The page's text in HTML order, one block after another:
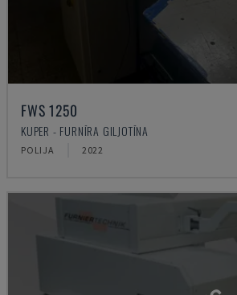
FWS 1250
KUPER - FURNĪRA GILJOTĪNA
POLIJA 2022